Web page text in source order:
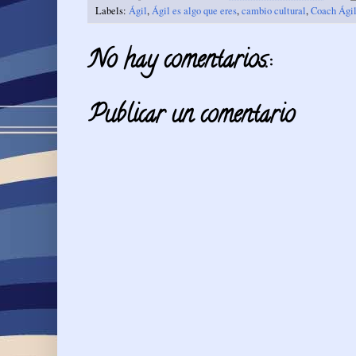
Labels: Ágil,Ágil es algo que eres,cambio cultural,Coach Ágil
No hay comentarios.:
Publicar un comentario